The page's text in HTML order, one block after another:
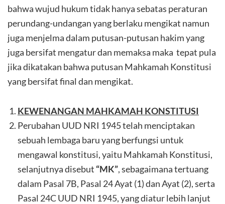
bahwa wujud hukum tidak hanya sebatas peraturan
perundang-undangan yang berlaku mengikat namun
juga menjelma dalam putusan-putusan hakim yang
juga bersifat mengatur dan memaksa maka tepat pula
jika dikatakan bahwa putusan Mahkamah Konstitusi
yang bersifat final dan mengikat.
KEWENANGAN MAHKAMAH KONSTITUSI
Perubahan UUD NRI 1945 telah menciptakan
sebuah lembaga baru yang berfungsi untuk
mengawal konstitusi, yaitu Mahkamah Konstitusi,
selanjutnya disebut “MK”, sebagaimana tertuang
dalam Pasal 7B, Pasal 24 Ayat (1) dan Ayat (2), serta
Pasal 24C UUD NRI 1945, yang diatur lebih lanjut